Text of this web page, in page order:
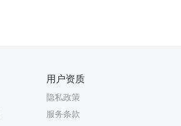
用户资质
隐私政策
服务条款